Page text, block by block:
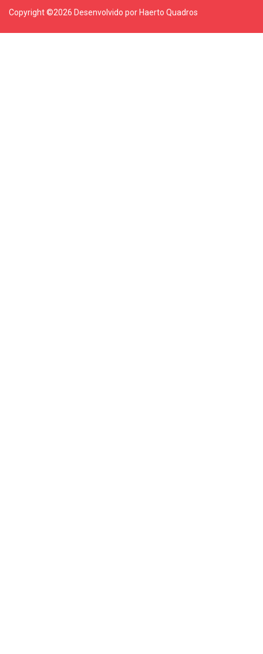
Copyright ©2026 Desenvolvido por Haerto Quadros